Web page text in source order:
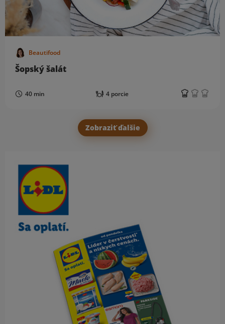
Beautifood
Šopský šalát
40 min 4 porcie
Zobraziť ďalšie